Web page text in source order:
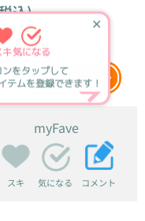
込)
旬 発売
ェブ検索
✕
キ気になる
ンをタップして
テムを登録できます！
myFave
スキ 気になる コメント